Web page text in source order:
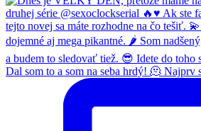
Dal som to a som na seba hrdý! 🫠 Najprv